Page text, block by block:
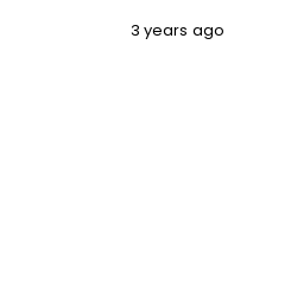
3 years ago